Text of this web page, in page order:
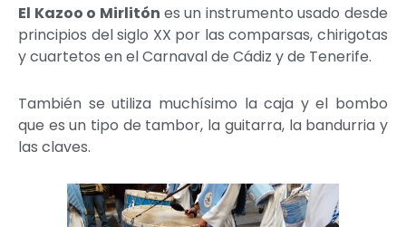
El Kazoo o Mirlitón es un instrumento usado desde
principios del siglo XX por las comparsas, chirigotas
y cuartetos en el Carnaval de Cádiz y de Tenerife.
También se utiliza muchísimo la caja y el bombo
que es un tipo de tambor, la guitarra, la bandurria y
las claves.